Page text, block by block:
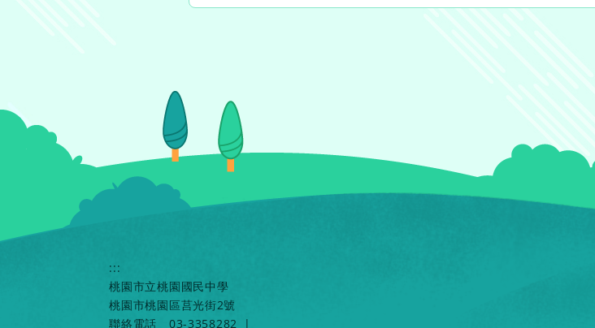
:::
桃園市立桃園國民中學
桃園市桃園區莒光街2號
聯絡電話
03-3358282 |